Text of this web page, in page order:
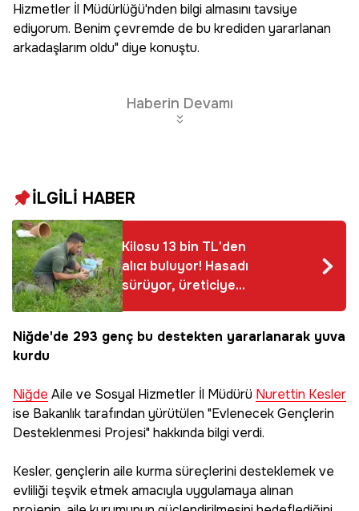
Hizmetler İl Müdürlüğü'nden bilgi almasını tavsiye
ediyorum. Benim çevremde de bu krediden yararlanan
arkadaşlarım oldu" diye konuştu.
Haberin Devamı
İLGİLİ HABER
Kilosu 13 bin TL'den
alıcı buluyor! Hasadı
sürüyor, üreticiye
kazandırmaya devam
Niğde'de 293 genç bu destekten yararlanarak yuva
kurdu
Niğde Aile ve Sosyal Hizmetler İl Müdürü Nurettin Kesler
ise Bakanlık tarafından yürütülen "Evlenecek Gençlerin
Desteklenmesi Projesi" hakkında bilgi verdi.
Kesler, gençlerin aile kurma süreçlerini desteklemek ve
evliliği teşvik etmek amacıyla uygulamaya alınan